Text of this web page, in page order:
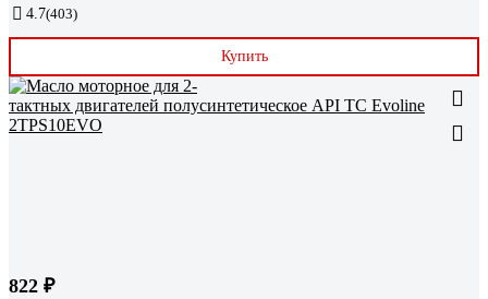
4.7(403)
Купить
822 ₽